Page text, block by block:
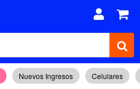
Nuevos Ingresos Celulares